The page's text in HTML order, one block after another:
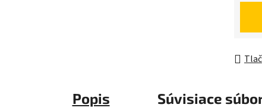
Tlač
Popis Súvisiace